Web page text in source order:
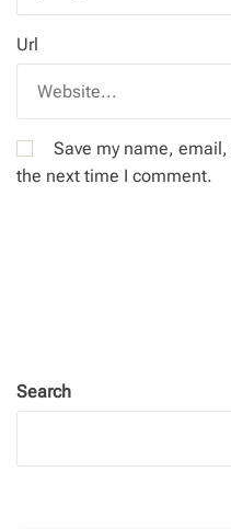
Url
Save my name,
the next time I comment.
Search